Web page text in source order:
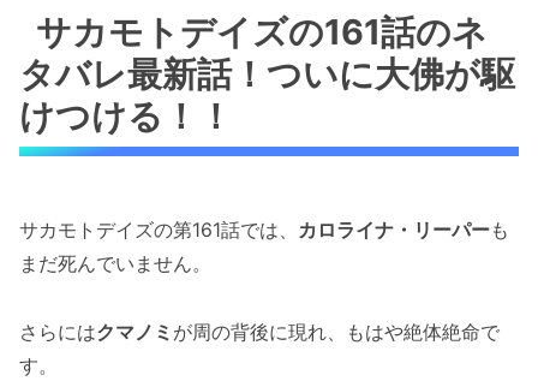
サカモトデイズの161話のネ
タバレ最新話！ついに大佛が駆
けつける！！
サカモトデイズの第161話では、 カロライナ・リーパーも
まだ死んでいません。
さらにはクマノミ が周の背後に現れ、もはや絶体絶命で
す。